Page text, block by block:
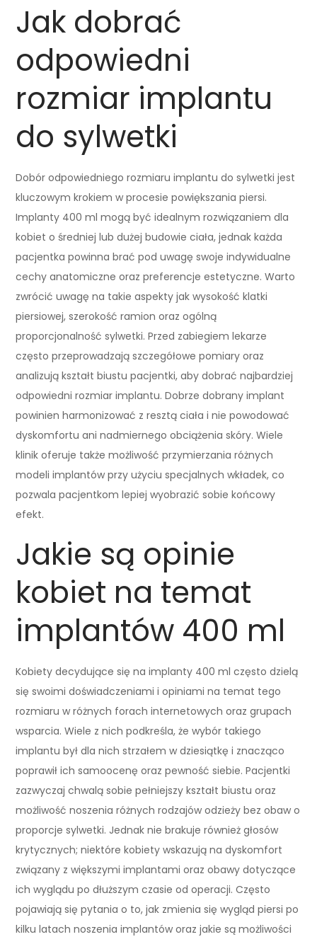
Jak dobrać
odpowiedni
rozmiar implantu
do sylwetki
Dobór odpowiedniego rozmiaru implantu do sylwetki jest
kluczowym krokiem w procesie powiększania piersi.
Implanty 400 ml mogą być idealnym rozwiązaniem dla
kobiet o średniej lub dużej budowie ciała, jednak każda
pacjentka powinna brać pod uwagę swoje indywidualne
cechy anatomiczne oraz preferencje estetyczne. Warto
zwrócić uwagę na takie aspekty jak wysokość klatki
piersiowej, szerokość ramion oraz ogólną
proporcjonalność sylwetki. Przed zabiegiem lekarze
często przeprowadzają szczegółowe pomiary oraz
analizują kształt biustu pacjentki, aby dobrać najbardziej
odpowiedni rozmiar implantu. Dobrze dobrany implant
powinien harmonizować z resztą ciała i nie powodować
dyskomfortu ani nadmiernego obciążenia skóry. Wiele
klinik oferuje także możliwość przymierzania różnych
modeli implantów przy użyciu specjalnych wkładek, co
pozwala pacjentkom lepiej wyobrazić sobie końcowy
efekt.
Jakie są opinie
kobiet na temat
implantów 400 ml
Kobiety decydujące się na implanty 400 ml często dzielą
się swoimi doświadczeniami i opiniami na temat tego
rozmiaru w różnych forach internetowych oraz grupach
wsparcia. Wiele z nich podkreśla, że wybór takiego
implantu był dla nich strzałem w dziesiątkę i znacząco
poprawił ich samoocenę oraz pewność siebie. Pacjentki
zazwyczaj chwalą sobie pełniejszy kształt biustu oraz
możliwość noszenia różnych rodzajów odzieży bez obaw o
proporcje sylwetki. Jednak nie brakuje również głosów
krytycznych; niektóre kobiety wskazują na dyskomfort
związany z większymi implantami oraz obawy dotyczące
ich wyglądu po dłuższym czasie od operacji. Często
pojawiają się pytania o to, jak zmienia się wygląd piersi po
kilku latach noszenia implantów oraz jakie są możliwości